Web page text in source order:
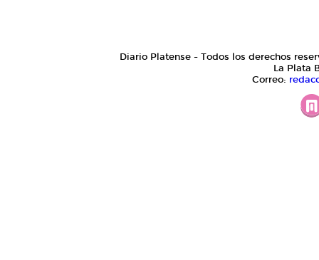
Diario Platense - Todos los derechos
La Plata
Correo: